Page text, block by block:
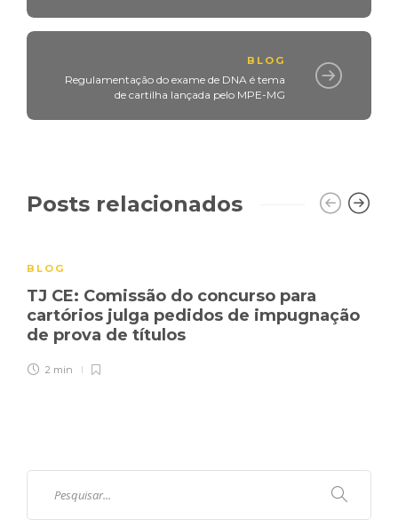
BLOG
Regulamentação do exame de DNA é tema
de cartilha lançada pelo MPE-MG
Posts relacionados
BLOG
TJ CE: Comissão do concurso para
cartórios julga pedidos de impugnação
de prova de títulos
2 min